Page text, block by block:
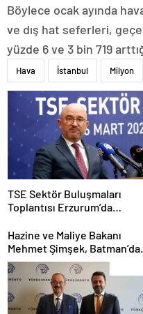
Böylece ocak ayında
ve dış hat seferleri,
yüzde 6 ve 3 bin 719
Hava İstanbul Milyon
TSE Sektör Buluşmaları
Toplantısı Erzurum’da
Hazine ve Maliye Bakanı
Mehmet Şimşek, Batman’da
medikal malzeme üretimi
yapacak bir fabrikanın
açılışını gerçekleştirdi